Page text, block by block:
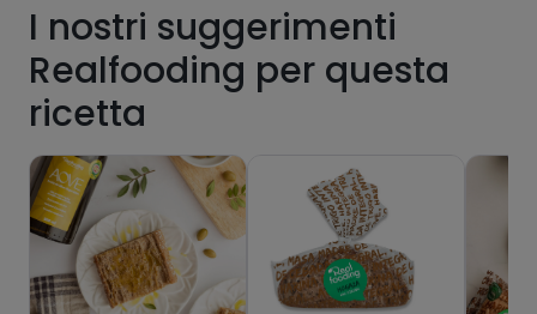
Hazte PLUS para ver la información nutricional
de las recetas, y desbloquear muchas más
funcionalidades PLUS.
Pásate al PLUS
I nostri suggerimenti
Realfooding per questa
ricetta